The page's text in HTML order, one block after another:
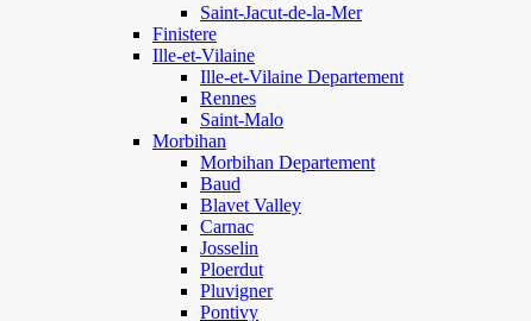
Saint-Jacut-de-la-Mer
Finistere
Ille-et-Vilaine
Ille-et-Vilaine Departement
Rennes
Saint-Malo
Morbihan
Morbihan Departement
Baud
Blavet Valley
Carnac
Josselin
Ploerdut
Pluvigner
Pontivy